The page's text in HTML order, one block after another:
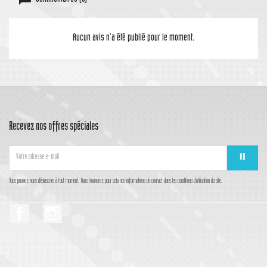
Aucun avis n'a été publié pour le moment.
Recevez nos offres spéciales
Vous pouvez vous désinscrire à tout moment. Vous trouverez pour cela nos informations de contact dans les conditions d'utilisation du site.